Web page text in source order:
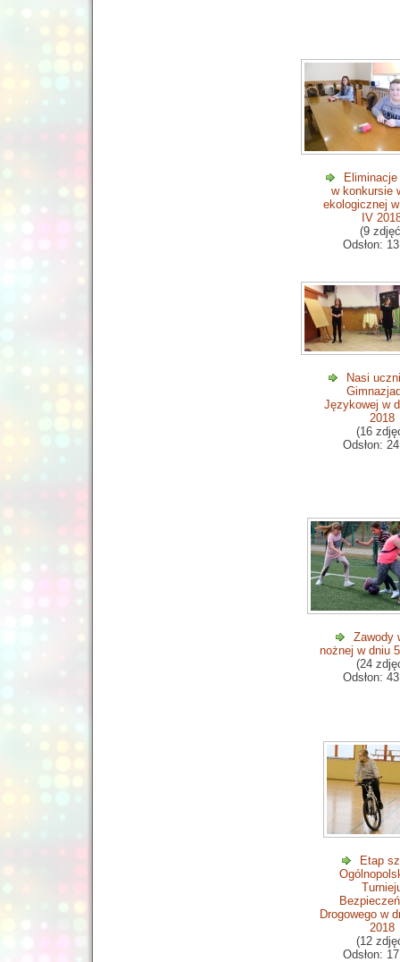
w konkursie
ekologicznej
IV
(9
Odsłon:
Nasi
Językowej w
2018
(16
Odsłon:
Zawody
nożnej w dniu
(24
Odsłon:
Etap
Drogowego w
2018
(12
Odsłon: